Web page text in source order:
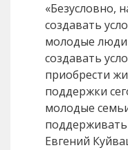
«Безусловно,
создавать
молодые люди
создавать
приобрести
поддержки
молодые
Евгений